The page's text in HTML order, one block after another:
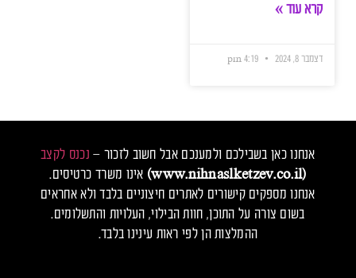
קרא עוד »
דצמבר 8, 2024
אנחנו כאן בשבילכם ולמענכם אבל חשוב לזכור – נכנס לקצב
(www.nihnaslketzev.co.il)
אינו משרד כרטיסים.
אנחנו מספקים קישורים לאתרים חיצוניים בלבד ולא אחראים
בשום צורה על התוכן, חוות הבילוי, העלויות והתשלומים.
ההמלצות הן לפי ראות עינינו בלבד.